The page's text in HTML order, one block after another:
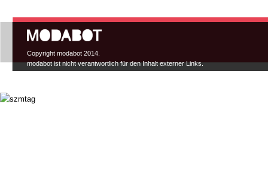
Hauptmenü
Copyright modabot 2014.
modabot ist nicht verantwortlich für den Inhalt externer Links.